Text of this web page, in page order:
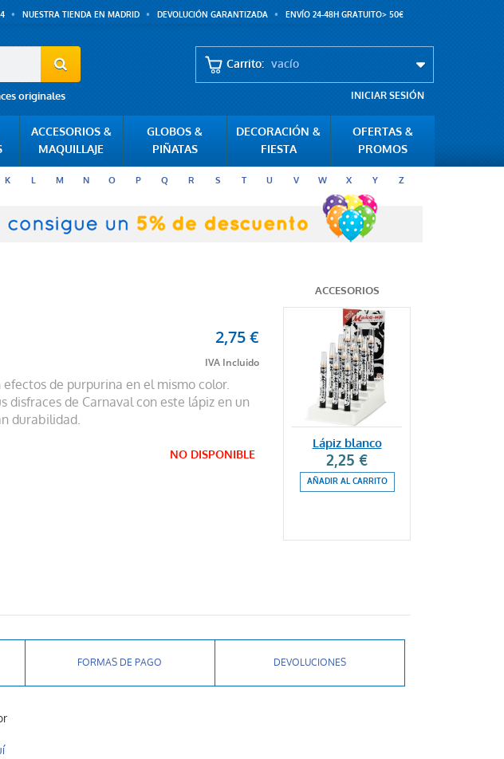
NUESTRA TIENDA EN MADRID DEVOLUCIÓN GARANTIZADA ENVÍO 24-48H GRATUITO> 50€
originales
Carrito: vacío
INICIAR SESIÓN
ACCESORIOS &
MAQUILLAJE
GLOBOS &
PIÑATAS
DECORACIÓN &
FIESTA
OFERTAS &
PROMOS
K L M N O P Q R S T U V W X Y Z
2,75 €
de purpurina en el mismo color.
disfraces de Carnaval con este lápiz en un
durabilidad.
NO DISPONIBLE
ACCESORIOS
Lápiz blanco
2,25 €
AÑADIR AL CARRITO
FORMAS DE PAGO DEVOLUCIONES